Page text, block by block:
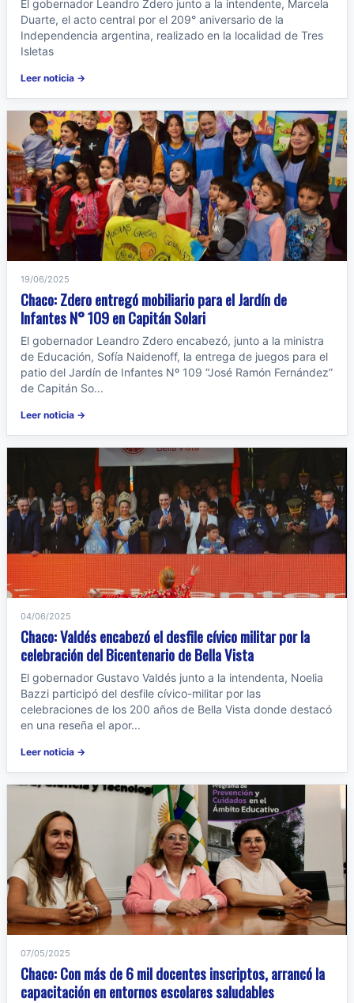
El gobernador Leandro Zdero junto a la intendente, Marcela
Duarte, el acto central por el 209° aniversario de la
Independencia argentina, realizado en la localidad de Tres
Isletas
Leer noticia →
19/06/2025
Chaco: Zdero entregó mobiliario para el Jardín de
Infantes N° 109 en Capitán Solari
El gobernador Leandro Zdero encabezó, junto a la ministra
de Educación, Sofía Naidenoff, la entrega de juegos para el
patio del Jardín de Infantes Nº 109 “José Ramón Fernández”
de Capitán So...
Leer noticia →
04/06/2025
Chaco: Valdés encabezó el desfile cívico militar por la
celebración del Bicentenario de Bella Vista
El gobernador Gustavo Valdés junto a la intendenta, Noelia
Bazzi participó del desfile cívico-militar por las
celebraciones de los 200 años de Bella Vista donde destacó
en una reseña el apor...
Leer noticia →
07/05/2025
Chaco: Con más de 6 mil docentes inscriptos, arrancó la
capacitación en entornos escolares saludables